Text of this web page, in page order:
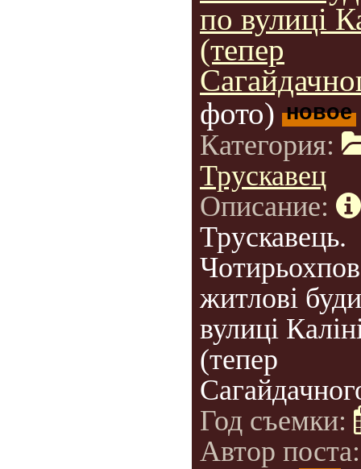
по вулиці
(тепер
фото) новое
Категория:
Трускавец
Описание:
Трускавець.
житлові
вулиці
(тепер
Год съемки:
Автор